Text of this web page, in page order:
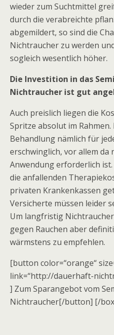
wieder zum Suchtmittel
durch die verabreichte
abgemildert, so sind die
Nichtraucher zu werden
sogleich wesentlich höher.
Die Investition in das
Nichtraucher ist gut
Auch preislich liegen die
Spritze absolut im
Behandlung nämlich für
erschwinglich, vor allem da
Anwendung erforderlich ist.
die anfallenden
privaten Krankenkassen
Versicherte müssen leider
Um langfristig
gegen Rauchen aber
wärmstens zu empfehlen.
[button color=“orange“
link=“http://dauerhaft-
] Zum Sparangebot vom
Nichtraucher[/button] [/